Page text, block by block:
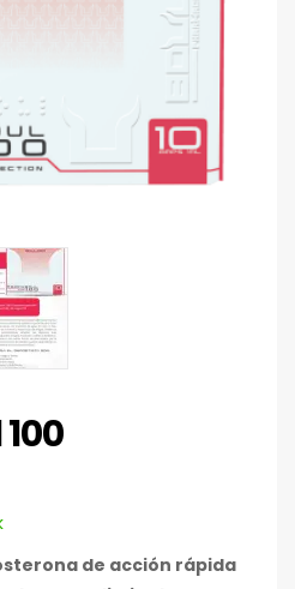
de acción rápida